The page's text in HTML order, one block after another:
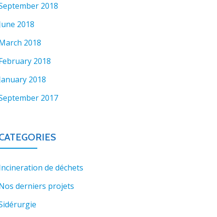
2018
2018
2018
2018
2018
2017
de déchets
derniers projets